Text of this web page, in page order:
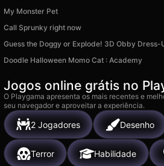
My Monster Pet
Call Sprunky right now
Guess the Doggy or Explode! 3D Obby Dress-
Doodle Halloween Momo Cat : Academy
Jogos online grátis no
O Playgama apresenta os mais recentes e
seu navegador e aproveitar a experiência.
2 Jogadores Desenho
Terror Habilidade